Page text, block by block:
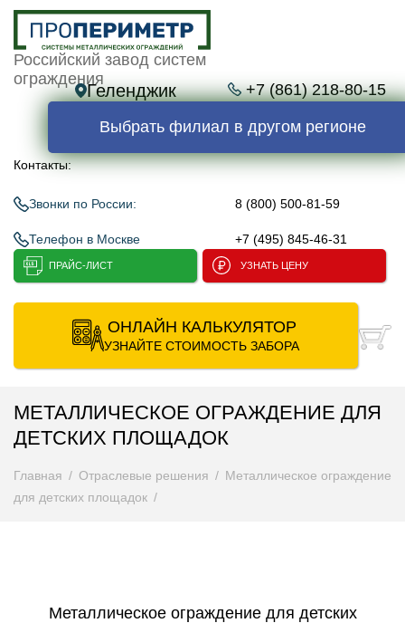
Российский завод систем
ограждения
Геленджик +7 (861) 218-80-15
Выбрать филиал в другом регионе
Контакты:
Звонки по России: 8 (800) 500-81-59
Телефон в Москве +7 (495) 845-46-31
ПРАЙС-ЛИСТ УЗНАТЬ ЦЕНУ
ОНЛАЙН КАЛЬКУЛЯТОР
УЗНАЙТЕ СТОИМОСТЬ ЗАБОРА
МЕТАЛЛИЧЕСКОЕ ОГРАЖДЕНИЕ ДЛЯ
ДЕТСКИХ ПЛОЩАДОК
Главная Отраслевые решения
Металлическое ограждение
для детских площадок
Металлическое ограждение для детских